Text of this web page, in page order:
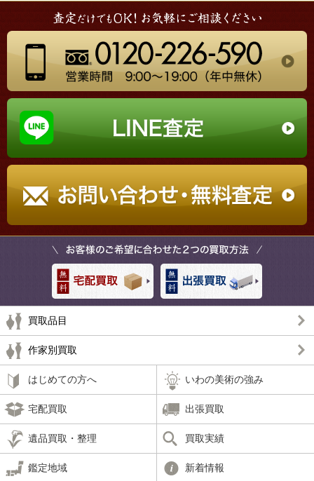
買取品目
作家別買取
はじめての方へ いわの美術の強み
宅配買取 出張買取
遺品買取・整理 買取実績
鑑定地域 新着情報